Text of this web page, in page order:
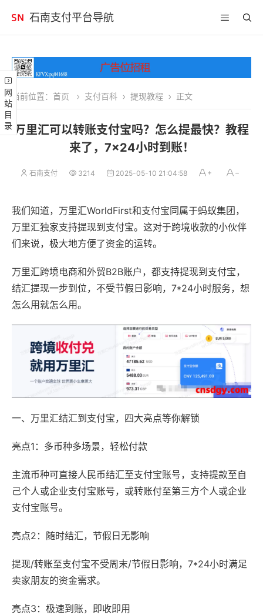
石南支付平台导航
网站目录 当前位置： 首页 支付百科 提现教程 正文
万里汇可以转账支付宝吗？怎么提最快？教程
来了，7×24小时到账！
石南支付 3214 2025-05-10 21:04:58
我们知道，万里汇WorldFirst和支付宝同属于蚂蚁集团，
万里汇独家支持提现到支付宝。这对于跨境收款的小伙伴
们来说，极大地方便了资金的运转。
万里汇跨境电商和外贸B2B账户，都支持提现到支付宝，
结汇提现一步到位，不受节假日影响，7*24小时服务，想
怎么用就怎么用。
一、万里汇结汇到支付宝，四大亮点等你解锁
亮点1：多币种多场景，轻松付款
主流币种可直接人民币结汇至支付宝账号，支持提款至自
己个人或企业支付宝账号，或转账付至第三方个人或企业
支付宝账号。
亮点2：随时结汇，节假日无影响
提现/转账至支付宝不受周末/节假日影响，7*24小时满足
卖家朋友的资金需求。
亮点3：极速到账，即收即用